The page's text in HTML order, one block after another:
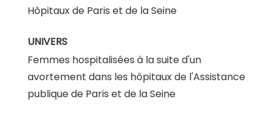
Hôpitaux de Paris et de la Seine
UNIVERS
Femmes hospitalisées à la suite d'un
avortement dans les hôpitaux de l'Assistance
publique de Paris et de la Seine